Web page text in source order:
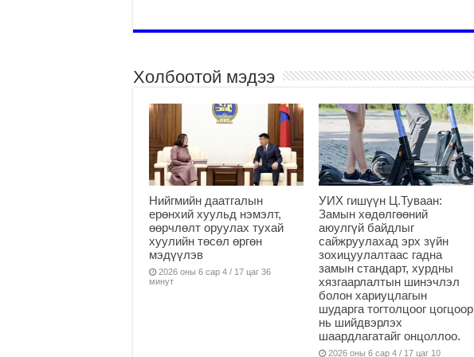
Холбоотой мэдээ
Нийгмийн даатгалын
ерөнхий хуульд нэмэлт,
өөрчлөлт оруулах тухай
хуулийн төсөл өргөн
мэдүүлэв
2026 оны 6 сар 4 / 17 цаг 36
минут
УИХ гишүүн Ц.Туваан:
Замын хөдөлгөөний
аюулгүй байдлыг
сайжруулахад эрх зүйн
зохицуулалтаас гадна
замын стандарт, хурдны
хязгаарлалтын шинэчлэл
болон хариуцлагын
шударга тогтолцоог цогцоор
нь шийдвэрлэх
шаардлагатайг онцоллоо.
2026 оны 6 сар 4 / 17 цаг 10